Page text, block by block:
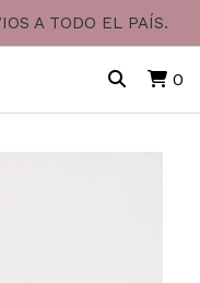
A TODO EL PAÍS.
0